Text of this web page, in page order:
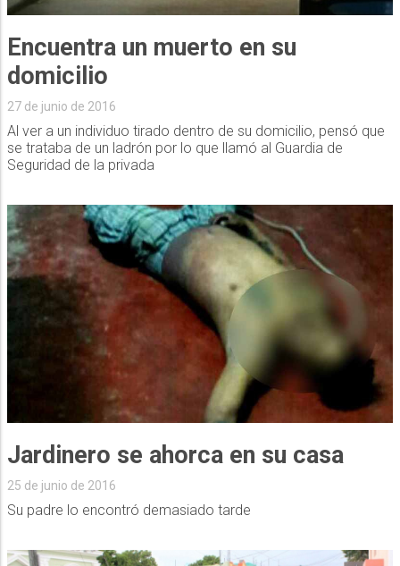
Encuentra un muerto en su
domicilio
27 de junio de 2016
Al ver a un individuo tirado dentro de su domicilio, pensó que
se trataba de un ladrón por lo que llamó al Guardia de
Seguridad de la privada
Jardinero se ahorca en su casa
25 de junio de 2016
Su padre lo encontró demasiado tarde